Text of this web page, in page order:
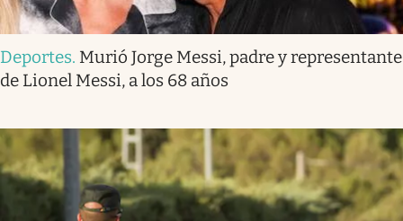
Deportes. Murió Jorge Messi, padre y representante
de Lionel Messi, a los 68 años